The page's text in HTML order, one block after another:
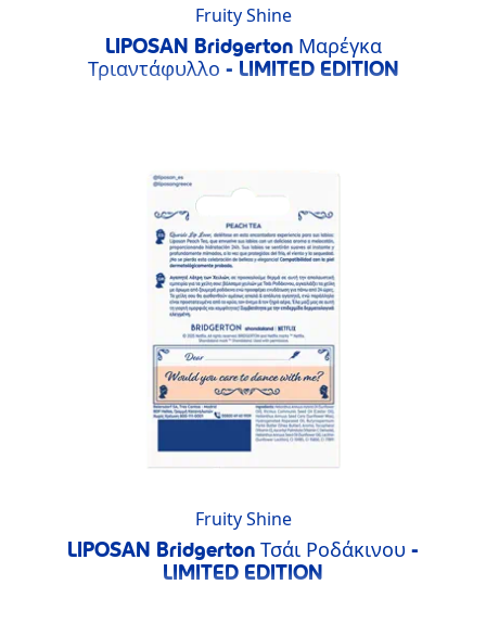
Fruity Shine
LIPOSAN Bridgerton Μαρέγκα
Τριαντάφυλλο - LIMITED EDITION
Fruity Shine
LIPOSAN Bridgerton Τσάι Ροδάκινου -
LIMITED EDITION